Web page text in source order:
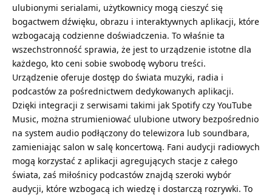
ulubionymi serialami, użytkownicy mogą cieszyć się
bogactwem dźwięku, obrazu i interaktywnych aplikacji, które
wzbogacają codzienne doświadczenia. To właśnie ta
wszechstronność sprawia, że jest to urządzenie istotne dla
każdego, kto ceni sobie swobodę wyboru treści.
Urządzenie oferuje dostęp do świata muzyki, radia i
podcastów za pośrednictwem dedykowanych aplikacji.
Dzięki integracji z serwisami takimi jak Spotify czy YouTube
Music, można strumieniować ulubione utwory bezpośrednio
na system audio podłączony do telewizora lub soundbara,
zamieniając salon w salę koncertową. Fani audycji radiowych
mogą korzystać z aplikacji agregujących stacje z całego
świata, zaś miłośnicy podcastów znajdą szeroki wybór
audycji, które wzbogacą ich wiedzę i dostarczą rozrywki. To